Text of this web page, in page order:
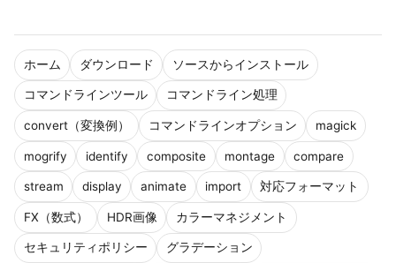
ホーム ダウンロード ソースからインストール
コマンドラインツール コマンドライン処理
convert（変換例） コマンドラインオプション magick
mogrify identify composite montage compare
stream display animate import 対応フォーマット
FX（数式） HDR画像 カラーマネジメント
セキュリティポリシー グラデーション